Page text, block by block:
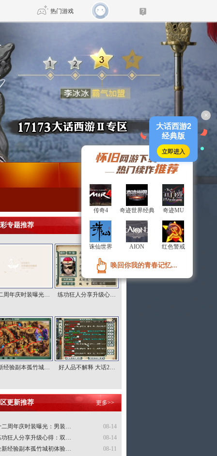
热门游戏
剑网3旗舰版 新天龙八部
诛仙世界 新仙侠5
专题推荐 更多>>
周年庆时装曝光… 练功狂人分享升级心…
经验副本孤竹城… 好人品不解释 大话2…
更新推荐 更多>>
08-14
二周年庆时装曝光：男装…
08-14
功狂人分享升级心得：双…
08-11
新经验副本孤竹城初体验…
传奇4 奇迹世界经典 奇迹MU
诛仙世界 AION 红色警戒
唤回你我的青春记忆...
传奇4 奇迹世界经典 奇迹MU
诛仙世界 AION 红色警戒
唤回你我的青春记忆...
×
大话西游2
经典版
立即进入